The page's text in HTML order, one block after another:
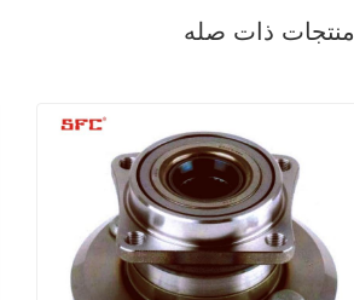
منتجات ذات صله